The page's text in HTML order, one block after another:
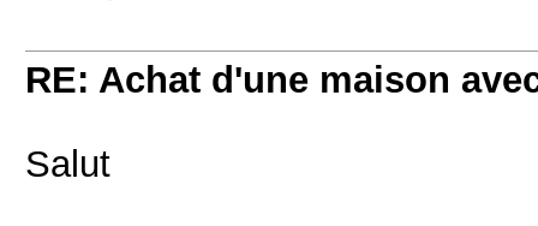
RE: Achat d'une maison
Salut